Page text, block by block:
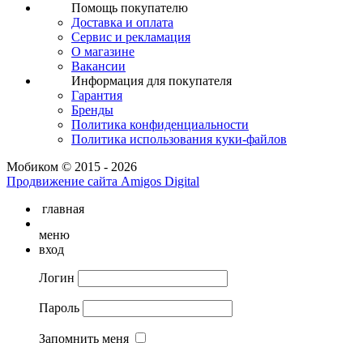
Помощь покупателю
Доставка и оплата
Сервис и рекламация
О магазине
Вакансии
Информация для покупателя
Гарантия
Бренды
Политика конфиденциальности
Политика использования куки-файлов
Мобиком © 2015 - 2026
Продвижение сайта Amigos Digital
главная
меню
вход
Логин
Пароль
Запомнить меня